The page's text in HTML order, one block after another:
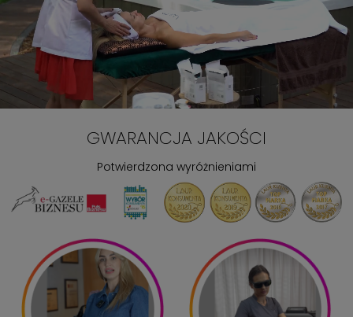
GWARANCJA JAKOŚCI
Potwierdzona wyróżnieniami